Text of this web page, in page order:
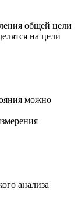
общей цели
на цели
можно
анализа